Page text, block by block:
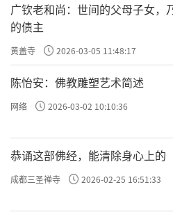
广钦老和尚：世间的父母子女，
的债主
黄盖寺 2026-03-05 11:48:17
陈怡安：佛教雕塑艺术简述
网络 2026-03-02 10:10:36
恭诵这部佛经，能清除身心上的
成都三圣禅寺 2026-02-25 16:51:33